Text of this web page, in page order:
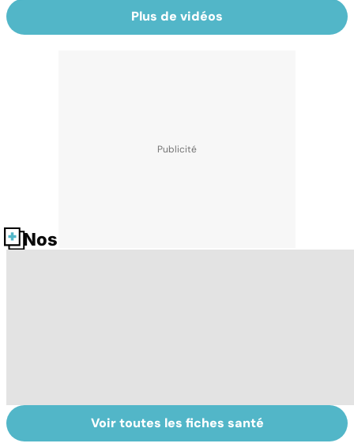
Plus de vidéos
Nos fiches santé
Troubles de la
Faire le point sur
Voir toutes les fiches santé